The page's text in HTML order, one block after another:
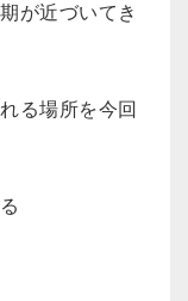
が近づいてき
る場所を今回